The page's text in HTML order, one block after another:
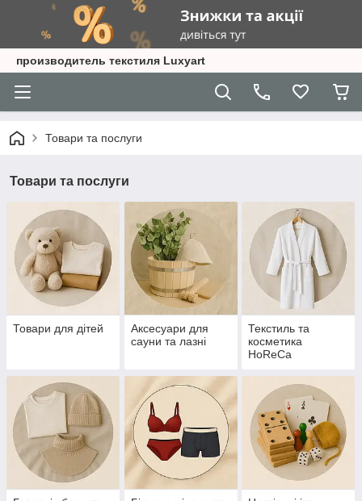
производитель текстиля Luxyart
Товари та послуги
Товари та послуги
Товари для дітей
Аксесуари для
сауни та лазні
Текстиль та
косметика
HoReCa